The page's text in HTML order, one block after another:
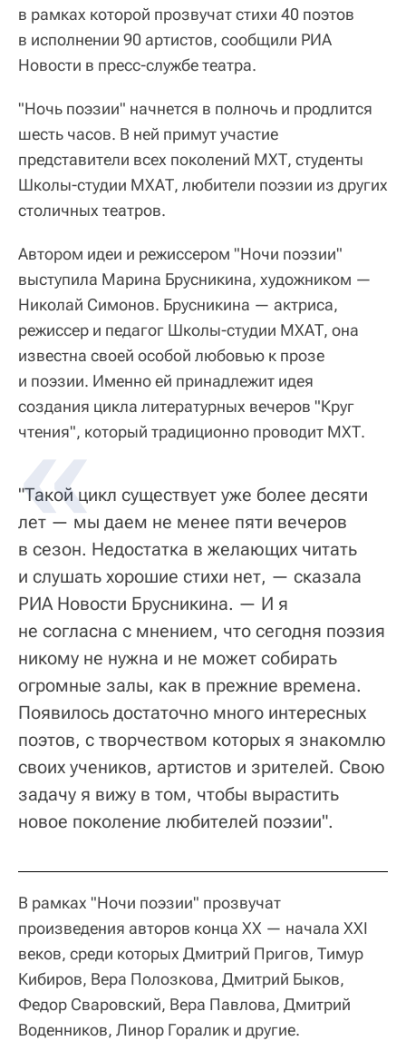
в рамках которой прозвучат стихи 40 поэтов
в исполнении 90 артистов, сообщили РИА
Новости в пресс-службе театра.
"Ночь поэзии" начнется в полночь и продлится
шесть часов. В ней примут участие
представители всех поколений МХТ, студенты
Школы-студии МХАТ, любители поэзии из других
столичных театров.
Автором идеи и режиссером "Ночи поэзии"
выступила Марина Брусникина, художником —
Николай Симонов. Брусникина — актриса,
режиссер и педагог Школы-студии МХАТ, она
известна своей особой любовью к прозе
и поэзии. Именно ей принадлежит идея
создания цикла литературных вечеров "Круг
чтения", который традиционно проводит МХТ.
"Такой цикл существует уже более десяти
лет — мы даем не менее пяти вечеров
в сезон. Недостатка в желающих читать
и слушать хорошие стихи нет, — сказала
РИА Новости Брусникина. — И я
не согласна с мнением, что сегодня поэзия
никому не нужна и не может собирать
огромные залы, как в прежние времена.
Появилось достаточно много интересных
поэтов, с творчеством которых я знакомлю
своих учеников, артистов и зрителей. Свою
задачу я вижу в том, чтобы вырастить
новое поколение любителей поэзии".
В рамках "Ночи поэзии" прозвучат
произведения авторов конца XX — начала XXI
веков, среди которых Дмитрий Пригов, Тимур
Кибиров, Вера Полозкова, Дмитрий Быков,
Федор Сваровский, Вера Павлова, Дмитрий
Воденников, Линор Горалик и другие.